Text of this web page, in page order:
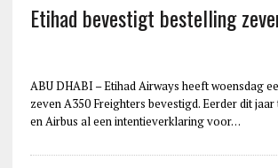
Etihad bevestigt bestelling
ABU DHABI – Etihad Airways heeft woensdag
zeven A350 Freighters bevestigd. Eerder dit jaar
en Airbus al een intentieverklaring voor…